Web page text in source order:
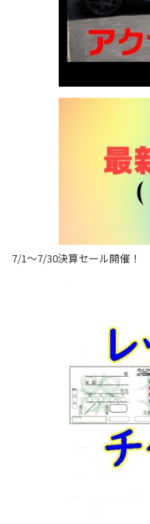
7/1～7/30決算セール開催！